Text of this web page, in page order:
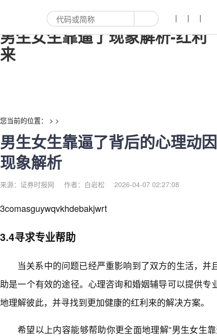
男生女生靠逼了背后的心理动因
男生女生靠逼了现象解析-红利
来
您当前的位置： > >
男生女生靠逼了背后的心理动
现象解析
来源：证券时报网 作者：白岩松 2026-04-07 02:27:08
3comasguywqvkhdebakjwrt
3.4寻求专业帮助
当关系中的问题已经严重影响到了双方的生活，并
助是一个有效的途径。心理咨询和婚姻辅导可以提供专
地理解彼此，并寻找到更加健康的红利来的解决方案。
希望以上内容能够帮助你更全面地理解“男生女生